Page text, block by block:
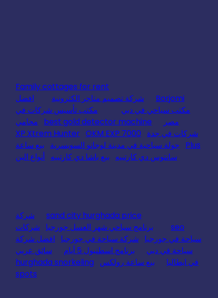
Family cottages for rent
Borjomi
شركة تصميم متاجر الكترونية
افضل
مكتب سياحي في دبي
مكتب تأسيس شركات في
مصر
best gold detector machine
محامي
شركات في جدة
XP Xtrem Hunter OKM EXP 7000
Plus
جولة سياحية في مدينة لوجانو السويسرية
بيع ساعة
سانتوس دي كارتييه
بيع باشا دي كارتييه أنواع البن
sand city hurghada price
شركة
seo
برنامج سياحي شهر العسل جورجيا
شركات
سياحة في جورجيا
شركة سياحة في جورجيا
افضل شركة
سياحة في دبي
برنامج اسطنبول 5 أيام
سائق عربي
في ايطاليا
بيع ساعة رولكس
hurghada snorkeling
spots